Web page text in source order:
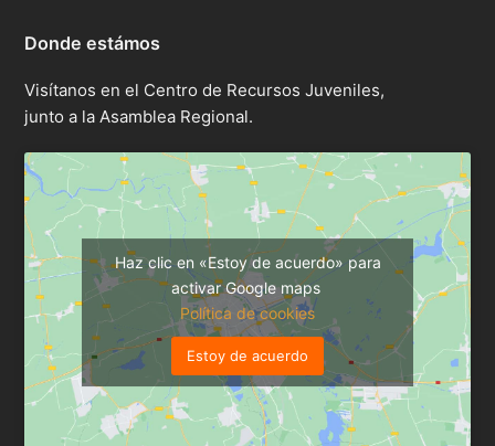
Donde estámos
Visítanos en el Centro de Recursos Juveniles,
junto a la Asamblea Regional.
Haz clic en «Estoy de acuerdo» para
activar Google maps
Política de cookies
Estoy de acuerdo